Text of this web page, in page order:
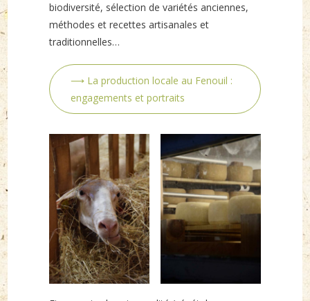
biodiversité, sélection de variétés anciennes,
méthodes et recettes artisanales et
traditionnelles…
⟶ La production locale au Fenouil :
engagements et portraits